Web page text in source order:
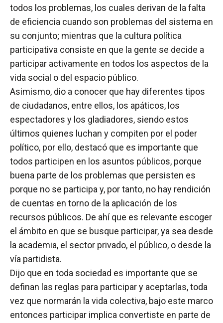
todos los problemas, los cuales derivan de la falta
de eficiencia cuando son problemas del sistema en
su conjunto; mientras que la cultura política
participativa consiste en que la gente se decide a
participar activamente en todos los aspectos de la
vida social o del espacio público.
Asimismo, dio a conocer que hay diferentes tipos
de ciudadanos, entre ellos, los apáticos, los
espectadores y los gladiadores, siendo estos
últimos quienes luchan y compiten por el poder
político, por ello, destacó que es importante que
todos participen en los asuntos públicos, porque
buena parte de los problemas que persisten es
porque no se participa y, por tanto, no hay rendición
de cuentas en torno de la aplicación de los
recursos públicos. De ahí que es relevante escoger
el ámbito en que se busque participar, ya sea desde
la academia, el sector privado, el público, o desde la
vía partidista.
Dijo que en toda sociedad es importante que se
definan las reglas para participar y aceptarlas, toda
vez que normarán la vida colectiva, bajo este marco
entonces participar implica convertiste en parte de